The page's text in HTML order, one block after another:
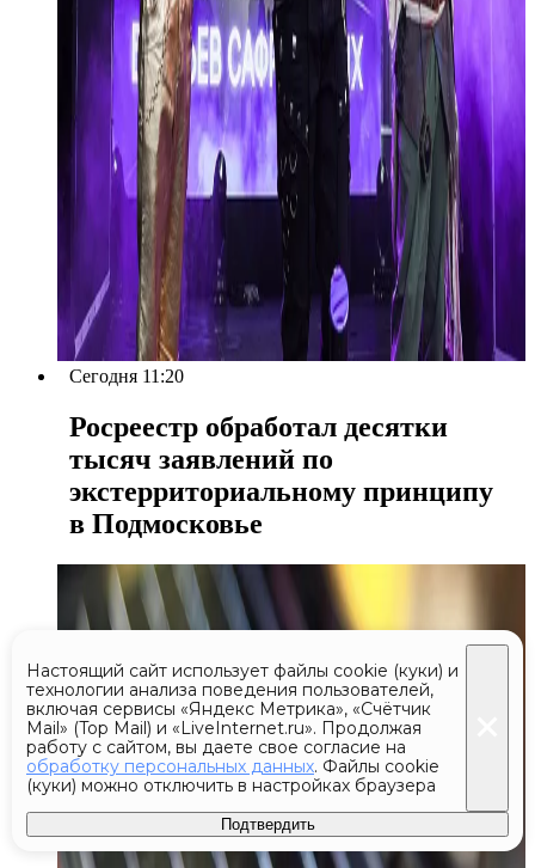
Сегодня 11:20
Росреестр обработал десятки
тысяч заявлений по
экстерриториальному принципу
в Подмосковье
Настоящий сайт использует файлы cookie (куки) и
технологии анализа поведения пользователей,
включая сервисы «Яндекс Метрика», «Счётчик
Mail» (Top Mail) и «LiveInternet.ru». Продолжая
работу с сайтом, вы даете свое согласие на
обработку персональных данных. Файлы cookie
(куки) можно отключить в настройках браузера
Подтвердить